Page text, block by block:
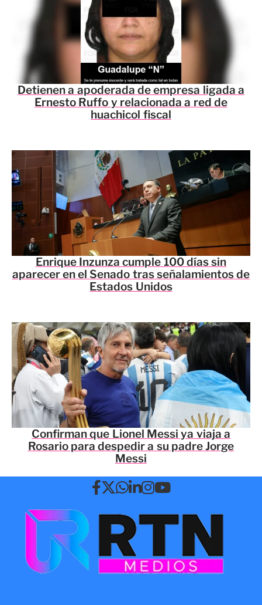
Detienen a apoderada de empresa ligada a
Ernesto Ruffo y relacionada a red de
huachicol fiscal
Enrique Inzunza cumple 100 días sin
aparecer en el Senado tras señalamientos de
Estados Unidos
Confirman que Lionel Messi ya viaja a
Rosario para despedir a su padre Jorge
Messi